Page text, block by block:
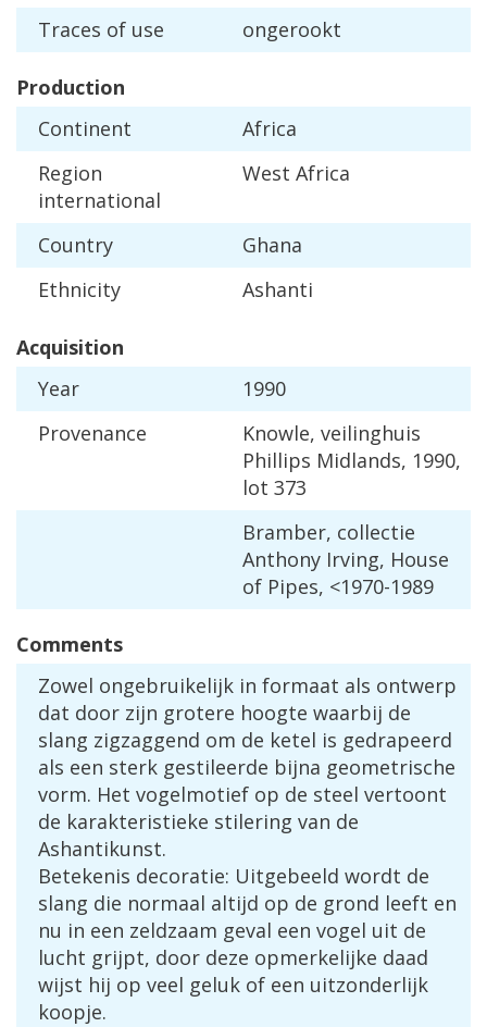
Traces of use ongerookt
Production
Continent
Africa
Region
international
West Africa
Country
Ghana
Ethnicity
Ashanti
Acquisition
Year
1990
Provenance
Knowle, veilinghuis
Phillips Midlands, 1990,
lot 373
Bramber, collectie
Anthony Irving, House
of Pipes, <1970-1989
Comments
Zowel ongebruikelijk in formaat als ontwerp
dat door zijn grotere hoogte waarbij de
slang zigzaggend om de ketel is gedrapeerd
als een sterk gestileerde bijna geometrische
vorm. Het vogelmotief op de steel vertoont
de karakteristieke stilering van de
Ashantikunst.
Betekenis decoratie: Uitgebeeld wordt de
slang die normaal altijd op de grond leeft en
nu in een zeldzaam geval een vogel uit de
lucht grijpt, door deze opmerkelijke daad
wijst hij op veel geluk of een uitzonderlijk
koopje.